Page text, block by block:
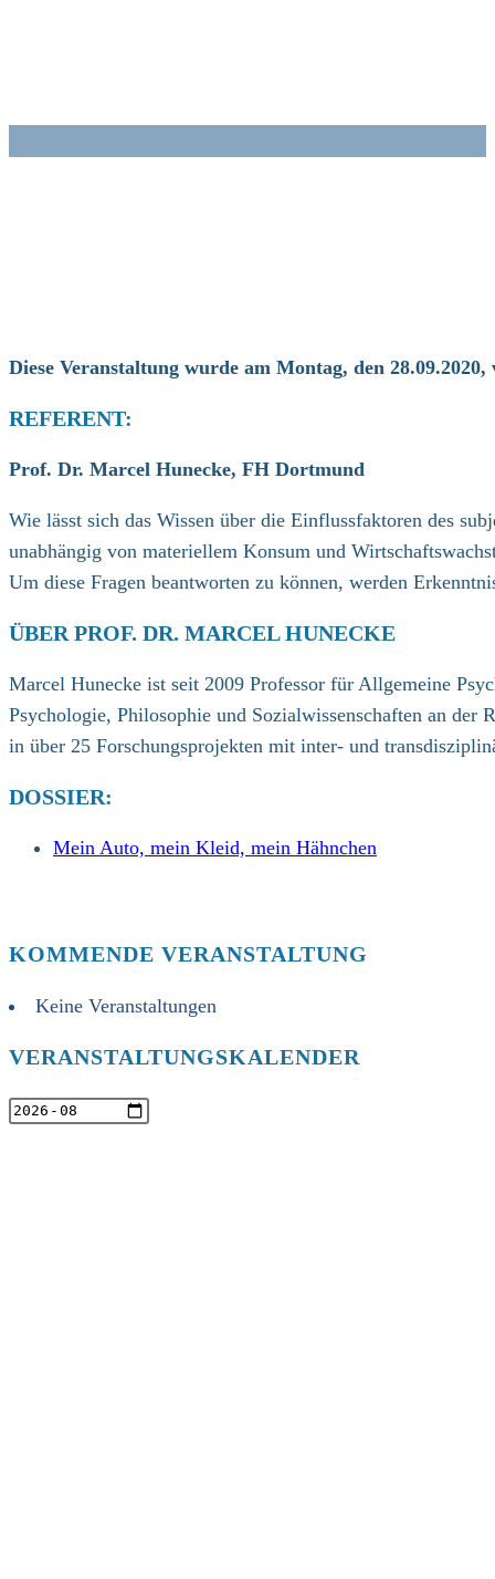
Diese Veranstaltung wurde am Montag, den
REFERENT:
Prof. Dr. Marcel Hunecke, FH Dortmund
Wie lässt sich das Wissen über die Einflussfaktoren des
unabhängig von materiellem Konsum und
Um diese Fragen beantworten zu können, werden
ÜBER PROF. DR. MARCEL HUNECKE
Marcel Hunecke ist seit 2009 Professor für Allgemeine
Psychologie, Philosophie und Sozialwissenschaften an
in über 25 Forschungsprojekten mit inter- und
DOSSIER:
Mein Auto, mein Kleid, mein Hähnchen
KOMMENDE VERANSTALTUNG
Keine Veranstaltungen
VERANSTALTUNGSKALENDER